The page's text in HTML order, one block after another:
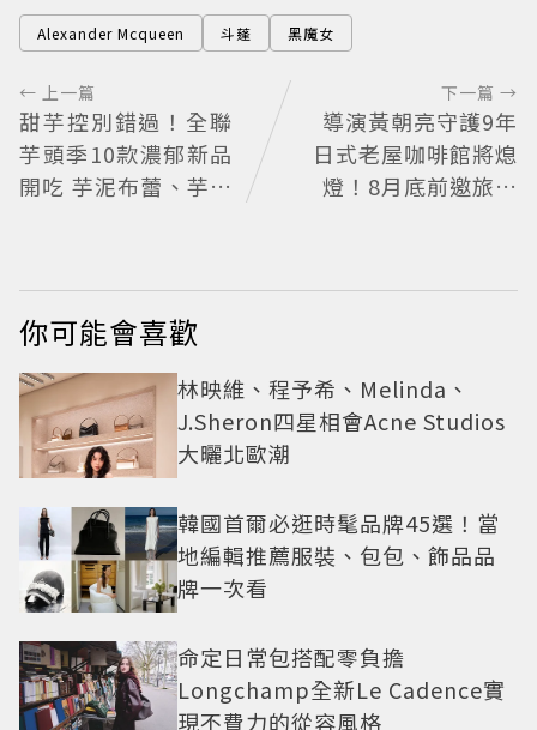
Alexander Mcqueen 斗蓬 黑魔女
← 上一篇
甜芋控別錯過！全聯
芋頭季10款濃郁新品
開吃 芋泥布蕾、芋頭
下一篇 →
導演黃朝亮守護9年
日式老屋咖啡館將熄
燈！8月底前邀旅人
你可能會喜歡
林映維、程予希、Melinda、
J.Sheron四星相會Acne Studios
大曬北歐潮
韓國首爾必逛時髦品牌45選！當
地編輯推薦服裝、包包、飾品品
牌一次看
命定日常包搭配零負擔
Longchamp全新Le Cadence實
現不費力的從容風格